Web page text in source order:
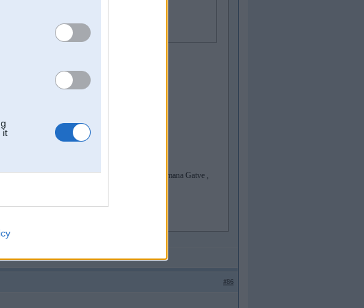
it
Un ir 3is bāri tagad
Inn atrodas Vecriga , bet Glamour Coffee - Ulmana Gatve ,
#86